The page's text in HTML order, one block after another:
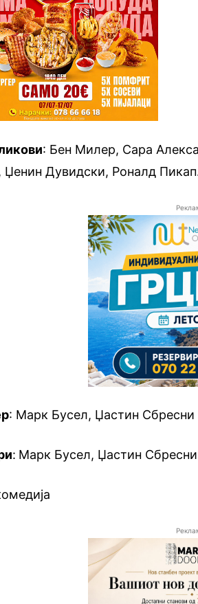
: Бен Милер, Сара
Џенин Дувидски, Роналд
: Марк Бусел, Џастин Сбресни
: Марк Бусел, Џастин Сбресни